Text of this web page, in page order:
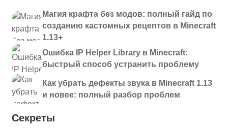
Магия крафта без модов: полный гайд по
созданию кастомных рецептов в Minecraft
1.13+
Ошибка IP Helper Library в Minecraft:
быстрый способ устранить проблему
Как убрать дефекты звука в Minecraft 1.13
и новее: полный разбор проблем
Секреты